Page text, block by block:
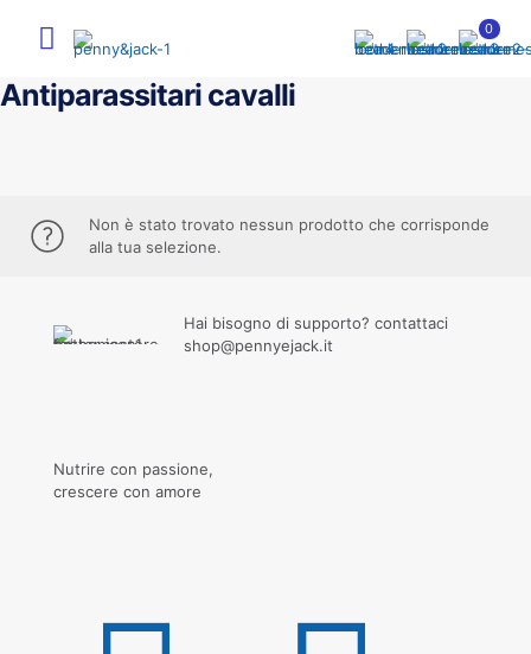
0
Antiparassitari cavalli
Non è stato trovato nessun prodotto che corrisponde
alla tua selezione.
Hai bisogno di supporto? contattaci
shop@pennyejack.it
Nutrire con passione,
crescere con amore